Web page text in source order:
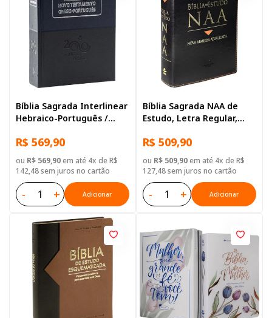
Bíblia Sagrada Interlinear
Hebraico-Português /
R$ 569,90
ou R$ 569,90em até 4x de R$
142,48 sem juros no cartão
- + Adicionar
Bíblia Sagrada NAA de
Estudo, Letra Regular,
Gigante, Capa Couro
Sintético Preta
R$ 509,90
ou R$ 509,90em até 4x de R$
127,48 sem juros no cartão
- + Adicionar